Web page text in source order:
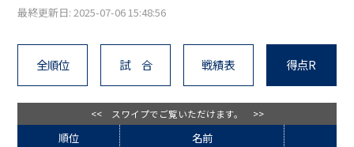
最終更新日: 2025-07-06 15:48:56
全順位 試 合 戦績表 得点R
<< スワイプでご覧いただけます。 >>
順位 名前